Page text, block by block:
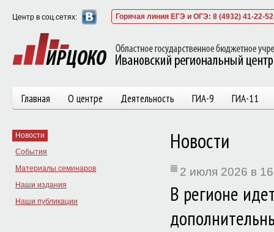
Центр в соц.сетях: Горячая линия ЕГЭ и ОГЭ: 8 (4932) 41-22-
Главная О центре Деятельность ГИА-9 ГИА-11
Новости
События
Материалы семинаров
Наши издания
Наши публикации
Новости
2 июля 2026 в
В регионе